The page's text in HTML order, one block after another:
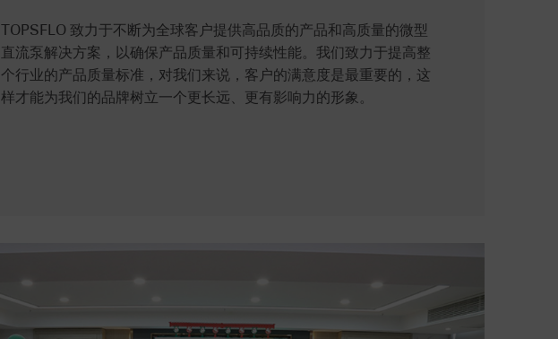
TOPSFLO 致力于不断为全球客户提供高品质的产品和高质量的微型
直流泵解决方案，以确保产品质量和可持续性能。我们致力于提高整
个行业的产品质量标准，对我们来说，客户的满意度是最重要的，这
样才能为我们的品牌树立一个更长远、更有影响力的形象。